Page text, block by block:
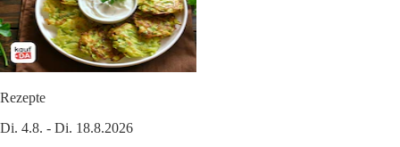
Rezepte
Di. 4.8. - Di. 18.8.2026